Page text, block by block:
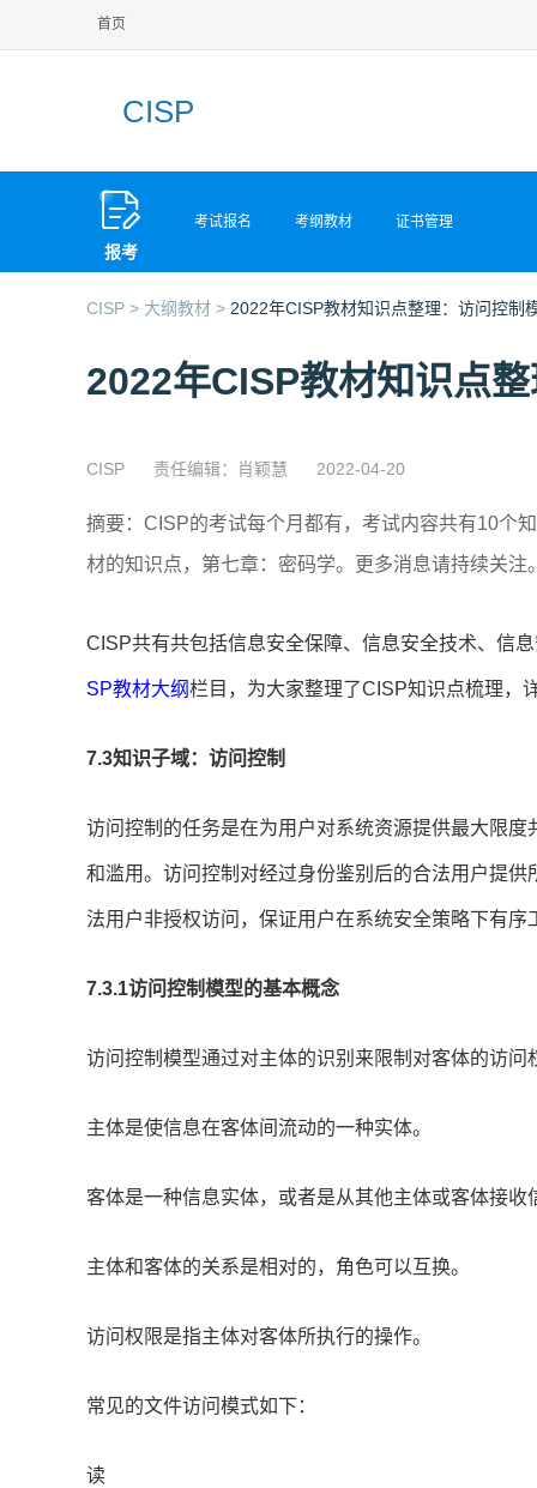
首页
CISP
报考
考试报名 考纲教材 证书管理
CISP > 大纲教材 > 2022年CISP教材知识点整理：访问控制
2022年CISP教材知识点
CISP 责任编辑：肖颖慧 2022-04-20
摘要：CISP的考试每个月都有，考试内容共有10个
材的知识点，第七章：密码学。更多消息请持续关注。
CISP共有共包括信息安全保障、信息安全技术、信
SP教材大纲栏目，为大家整理了CISP知识点梳理，
7.3知识子域：访问控制
访问控制的任务是在为用户对系统资源提供最大限
和滥用。访问控制对经过身份鉴别后的合法用户提
法用户非授权访问，保证用户在系统安全策略下有序
7.3.1访问控制模型的基本概念
访问控制模型通过对主体的识别来限制对客体的访问
主体是使信息在客体间流动的一种实体。
客体是一种信息实体，或者是从其他主体或客体接收
主体和客体的关系是相对的，角色可以互换。
访问权限是指主体对客体所执行的操作。
常见的文件访问模式如下：
读